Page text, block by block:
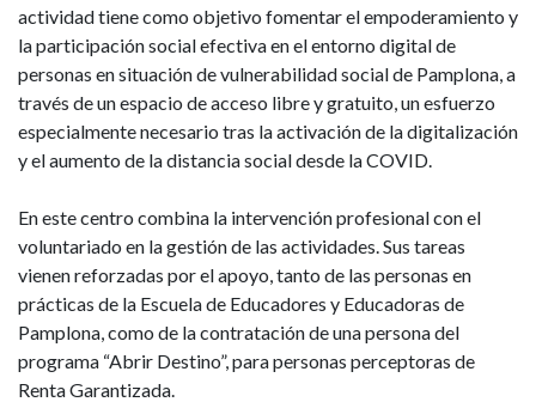
actividad tiene como objetivo fomentar el empoderamiento y
la participación social efectiva en el entorno digital de
personas en situación de vulnerabilidad social de Pamplona, a
través de un espacio de acceso libre y gratuito, un esfuerzo
especialmente necesario tras la activación de la digitalización
y el aumento de la distancia social desde la COVID.
En este centro combina la intervención profesional con el
voluntariado en la gestión de las actividades. Sus tareas
vienen reforzadas por el apoyo, tanto de las personas en
prácticas de la Escuela de Educadores y Educadoras de
Pamplona, como de la contratación de una persona del
programa “Abrir Destino”, para personas perceptoras de
Renta Garantizada.